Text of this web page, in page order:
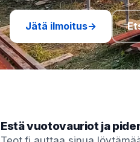
Jätä ilmoitus→
Estä vuotovauriot ja